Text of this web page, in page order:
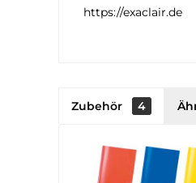
https://exaclair.de
Zubehör 4